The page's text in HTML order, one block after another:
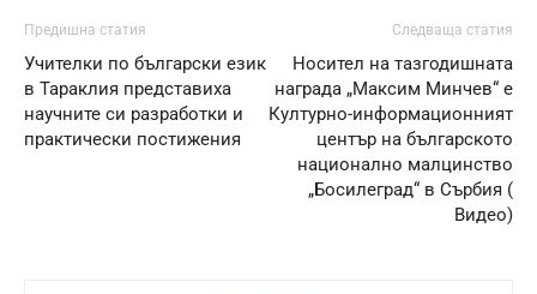
Предишна статия
Учителки по български език
в Тараклия представиха
научните си разработки и
практически постижения
Следваща статия
Носител на тазгодишната
награда „Максим Минчев“ е
Културно-информационният
център на българското
национално малцинство
„Босилеград“ в Сърбия (
Видео)